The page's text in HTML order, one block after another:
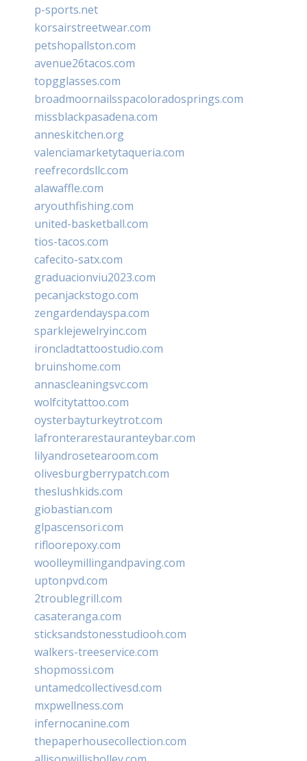
p-sports.net
korsairstreetwear.com
petshopallston.com
avenue26tacos.com
topgglasses.com
broadmoornailsspacoloradosprings.com
missblackpasadena.com
anneskitchen.org
valenciamarketytaqueria.com
reefrecordsllc.com
alawaffle.com
aryouthfishing.com
united-basketball.com
tios-tacos.com
cafecito-satx.com
graduacionviu2023.com
pecanjackstogo.com
zengardendayspa.com
sparklejewelryinc.com
ironcladtattoostudio.com
bruinshome.com
annascleaningsvc.com
wolfcitytattoo.com
oysterbayturkeytrot.com
lafronterarestauranteybar.com
lilyandrosetearoom.com
olivesburgberrypatch.com
theslushkids.com
giobastian.com
glpascensori.com
rifloorepoxy.com
woolleymillingandpaving.com
uptonpvd.com
2troublegrill.com
casateranga.com
sticksandstonesstudiooh.com
walkers-treeservice.com
shopmossi.com
untamedcollectivesd.com
mxpwellness.com
infernocanine.com
thepaperhousecollection.com